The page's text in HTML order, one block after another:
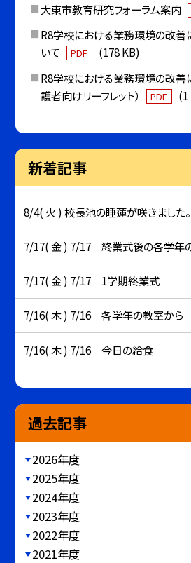
大東市教育研究フォーラム案内
R8学校における業務環境の改善
いて
PDF
(178 KB)
R8学校における業務環境の改善
護者向けリーフレット）
PDF (1
新着記事
8/4( 火 ) 校長池の睡蓮が咲きました。
7/17( 金 ) 7/17 終業式後の各学年
7/17( 金 ) 7/17 1学期終業式
7/16( 木 ) 7/16 各学年の教室から
7/16( 木 ) 7/16 今日の給食
過去記事
2026年度
2025年度
2024年度
2023年度
2022年度
2021年度